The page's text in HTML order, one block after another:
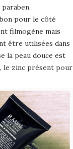
pour le côté
filmogène mais
être utilisées dans
la peau douce est
le zinc présent pour